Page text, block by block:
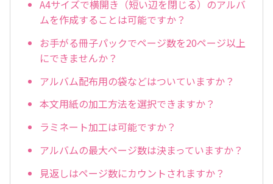
A4サイズで横開き（短い辺を閉じる）のアルバ
ムを作成することは可能ですか？
お手がる冊子パックでページ数を20ページ以上
にできませんか？
アルバム配布用の袋などはついていますか？
本文用紙の加工方法を選択できますか？
ラミネート加工は可能ですか？
アルバムの最大ページ数は決まっていますか？
見返しはページ数にカウントされますか？